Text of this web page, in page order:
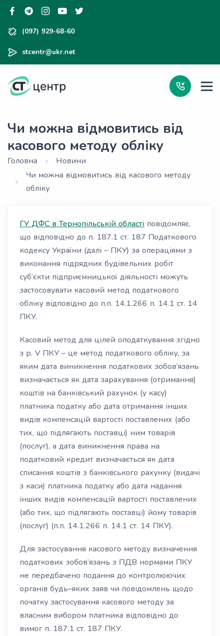
(097) 929-68-60
stcentr@ukr.net
Чи можна відмовитись від
касового методу обліку
Головна
Новини
Чи можна відмовитись від касового методу
обліку
ГУ ДФС в Тернопільській області повідомляє,
що відповідно до п. 187.1 ст. 187 Податкового
кодексу України (далі – ПКУ) за операціями з
виконання підрядних будівельних робіт
суб’єкти підприємницької діяльності можуть
застосовувати касовий метод податкового
обліку відповідно до п.п. 14.1.266 п. 14.1 ст. 14
ПКУ.
Касовий метод для цілей оподаткування згідно
з р. V ПКУ – це метод податкового обліку, за
яким дата виникнення податкових зобов’язань
визначається як дата зарахування (отримання)
коштів на банківський рахунок (у касу)
платника податку або дата отримання інших
видів компенсацій вартості поставлених (або
тих, що підлягають поставці) ним товарів
(послуг), а дата виникнення права на
податковий кредит визначається як дата
списання коштів з банківського рахунку (видачі
з каси) платника податку або дата надання
інших видів компенсацій вартості поставлених
(або тих, що підлягають поставці) йому товарів
(послуг) (п.п. 14.1.266 п. 14.1 ст. 14 ПКУ).
Для застосування касового методу визначення
податкових зобов’язань з ПДВ нормами ПКУ
не передбачено подання до контролюючих
органів будь–яких заяв чи повідомлень щодо
початку застосування касового методу за
власним вибором платника відповідно до
вимог п. 187.1 ст. 187 ПКУ.